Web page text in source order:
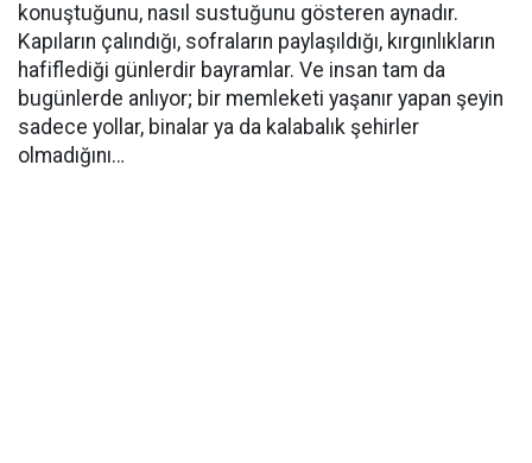
konuştuğunu, nasıl sustuğunu gösteren aynadır.
Kapıların çalındığı, sofraların paylaşıldığı, kırgınlıkların
hafiflediği günlerdir bayramlar. Ve insan tam da
bugünlerde anlıyor; bir memleketi yaşanır yapan şeyin
sadece yollar, binalar ya da kalabalık şehirler
olmadığını…